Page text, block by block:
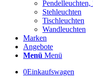
Stehleuchten
Tischleuchten
Wandleuchten
Marken
Angebote
Menü Menü
0Einkaufswagen